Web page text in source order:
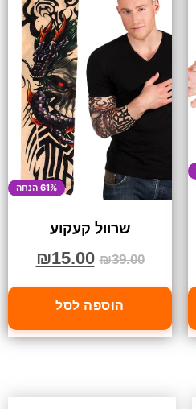
61% הנחה
שרוול קעקוע
₪39.00
₪15.00
הוספה לסל